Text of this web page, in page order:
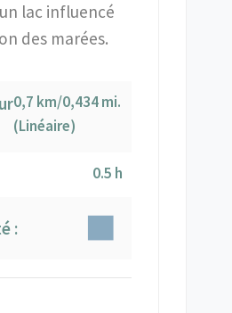
lac influencé
des marées.
0,7 km/0,434 mi.
(Linéaire)
0.5 h
: